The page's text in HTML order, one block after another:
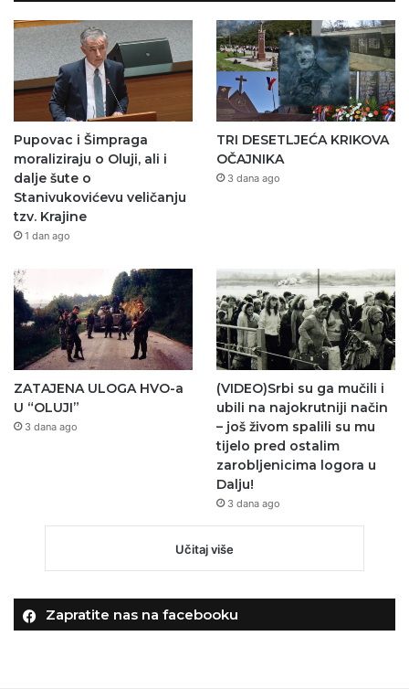
Pupovac i Šimpraga
moraliziraju o Oluji, ali i
dalje šute o
Stanivukovićevu veličanju
tzv. Krajine
1 dan ago
TRI DESETLJEĆA KRIKOVA
OČAJNIKA
3 dana ago
ZATAJENA ULOGA HVO-a
U “OLUJI”
3 dana ago
(VIDEO)Srbi su ga mučili i
ubili na najokrutniji način
– još živom spalili su mu
tijelo pred ostalim
zarobljenicima logora u
Dalju!
3 dana ago
Učitaj više
Zapratite nas na facebooku